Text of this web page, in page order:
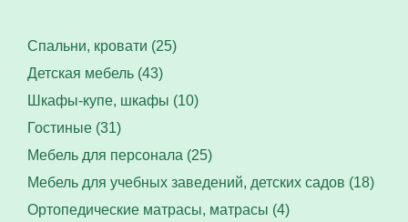
Спальни, кровати (25)
Детская мебель (43)
Шкафы-купе, шкафы (10)
Гостиные (31)
Мебель для персонала (25)
Мебель для учебных заведений, детских садов (18)
Ортопедические матрасы, матрасы (4)